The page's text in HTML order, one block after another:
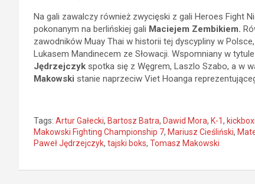
Na gali zawalczy również zwycięski z gali Heroes Fight
pokonanym na berlińskiej gali Maciejem Zembikiem.
zawodników Muay Thai w historii tej dyscypliny w Polsce,
Lukasem Mandinecem ze Słowacji. Wspomniany w
Jędrzejczyk spotka się z Węgrem, Laszlo Szabo, a w
Makowski stanie naprzeciw Viet Hoanga
Tags: Artur Gałecki, Bartosz Batra, Dawid Mora, K-1,
Makowski Fighting Championship 7, Mariusz Cieśliński,
Paweł Jędrzejczyk, tajski boks, Tomasz Makowski